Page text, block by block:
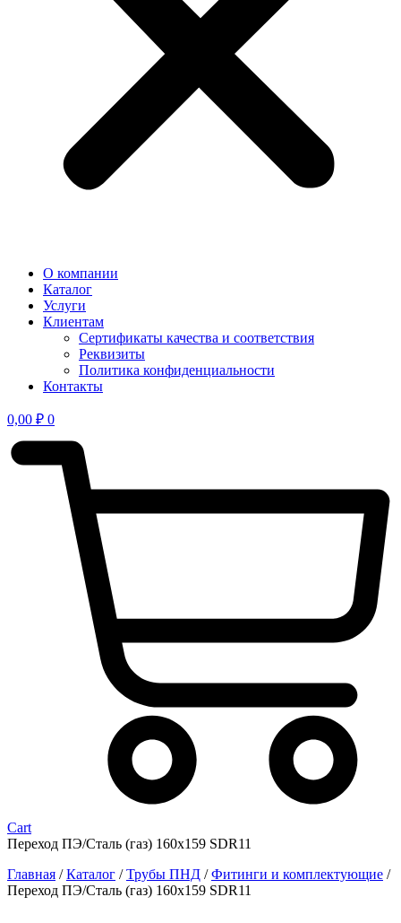
О компании
Каталог
Услуги
Клиентам
Сертификаты качества и соответствия
Реквизиты
Политика конфиден­циальности
Контакты
0,00 ₽ 0
Cart
Переход ПЭ/Сталь (газ) 160х159 SDR11
Главная /Каталог /Трубы ПНД /Фитинги и комплектующие /
Переход ПЭ/Сталь (газ) 160х159 SDR11